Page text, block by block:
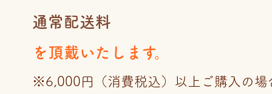
通常配送料
を頂戴いたします。
※6,000円（消費税込）以上ご購入の場